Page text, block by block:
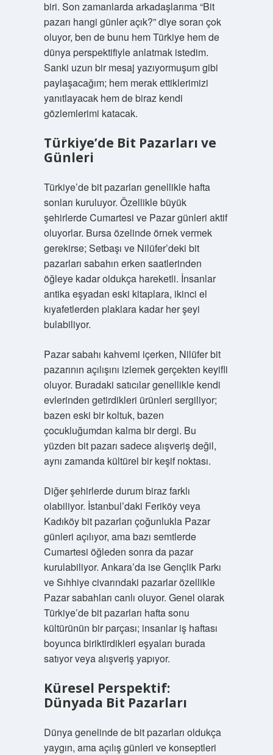
biri. Son zamanlarda arkadaşlarıma “Bit
pazarı hangi günler açık?” diye soran çok
oluyor, ben de bunu hem Türkiye hem de
dünya perspektifiyle anlatmak istedim.
Sanki uzun bir mesaj yazıyormuşum gibi
paylaşacağım; hem merak ettiklerimizi
yanıtlayacak hem de biraz kendi
gözlemlerimi katacak.
Türkiye’de Bit Pazarları ve
Günleri
Türkiye’de bit pazarları genellikle hafta
sonları kuruluyor. Özellikle büyük
şehirlerde Cumartesi ve Pazar günleri aktif
oluyorlar. Bursa özelinde örnek vermek
gerekirse; Setbaşı ve Nilüfer’deki bit
pazarları sabahın erken saatlerinden
öğleye kadar oldukça hareketli. İnsanlar
antika eşyadan eski kitaplara, ikinci el
kıyafetlerden plaklara kadar her şeyi
bulabiliyor.
Pazar sabahı kahvemi içerken, Nilüfer bit
pazarının açılışını izlemek gerçekten keyifli
oluyor. Buradaki satıcılar genellikle kendi
evlerinden getirdikleri ürünleri sergiliyor;
bazen eski bir koltuk, bazen
çocukluğumdan kalma bir dergi. Bu
yüzden bit pazarı sadece alışveriş değil,
aynı zamanda kültürel bir keşif noktası.
Diğer şehirlerde durum biraz farklı
olabiliyor. İstanbul’daki Feriköy veya
Kadıköy bit pazarları çoğunlukla Pazar
günleri açılıyor, ama bazı semtlerde
Cumartesi öğleden sonra da pazar
kurulabiliyor. Ankara’da ise Gençlik Parkı
ve Sıhhiye civarındaki pazarlar özellikle
Pazar sabahları canlı oluyor. Genel olarak
Türkiye’de bit pazarları hafta sonu
kültürünün bir parçası; insanlar iş haftası
boyunca biriktirdikleri eşyaları burada
satıyor veya alışveriş yapıyor.
Küresel Perspektif:
Dünyada Bit Pazarları
Dünya genelinde de bit pazarları oldukça
yaygın, ama açılış günleri ve konseptleri